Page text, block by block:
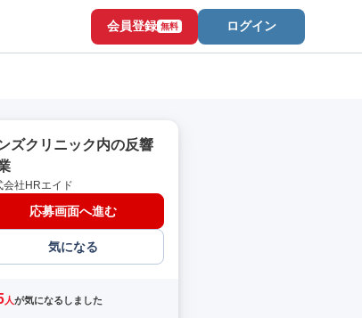
会員登録 無料 ログイン
ズクリニック内の反響
会社HRエイド
応募画面へ進む
気になる
人が気になるしました